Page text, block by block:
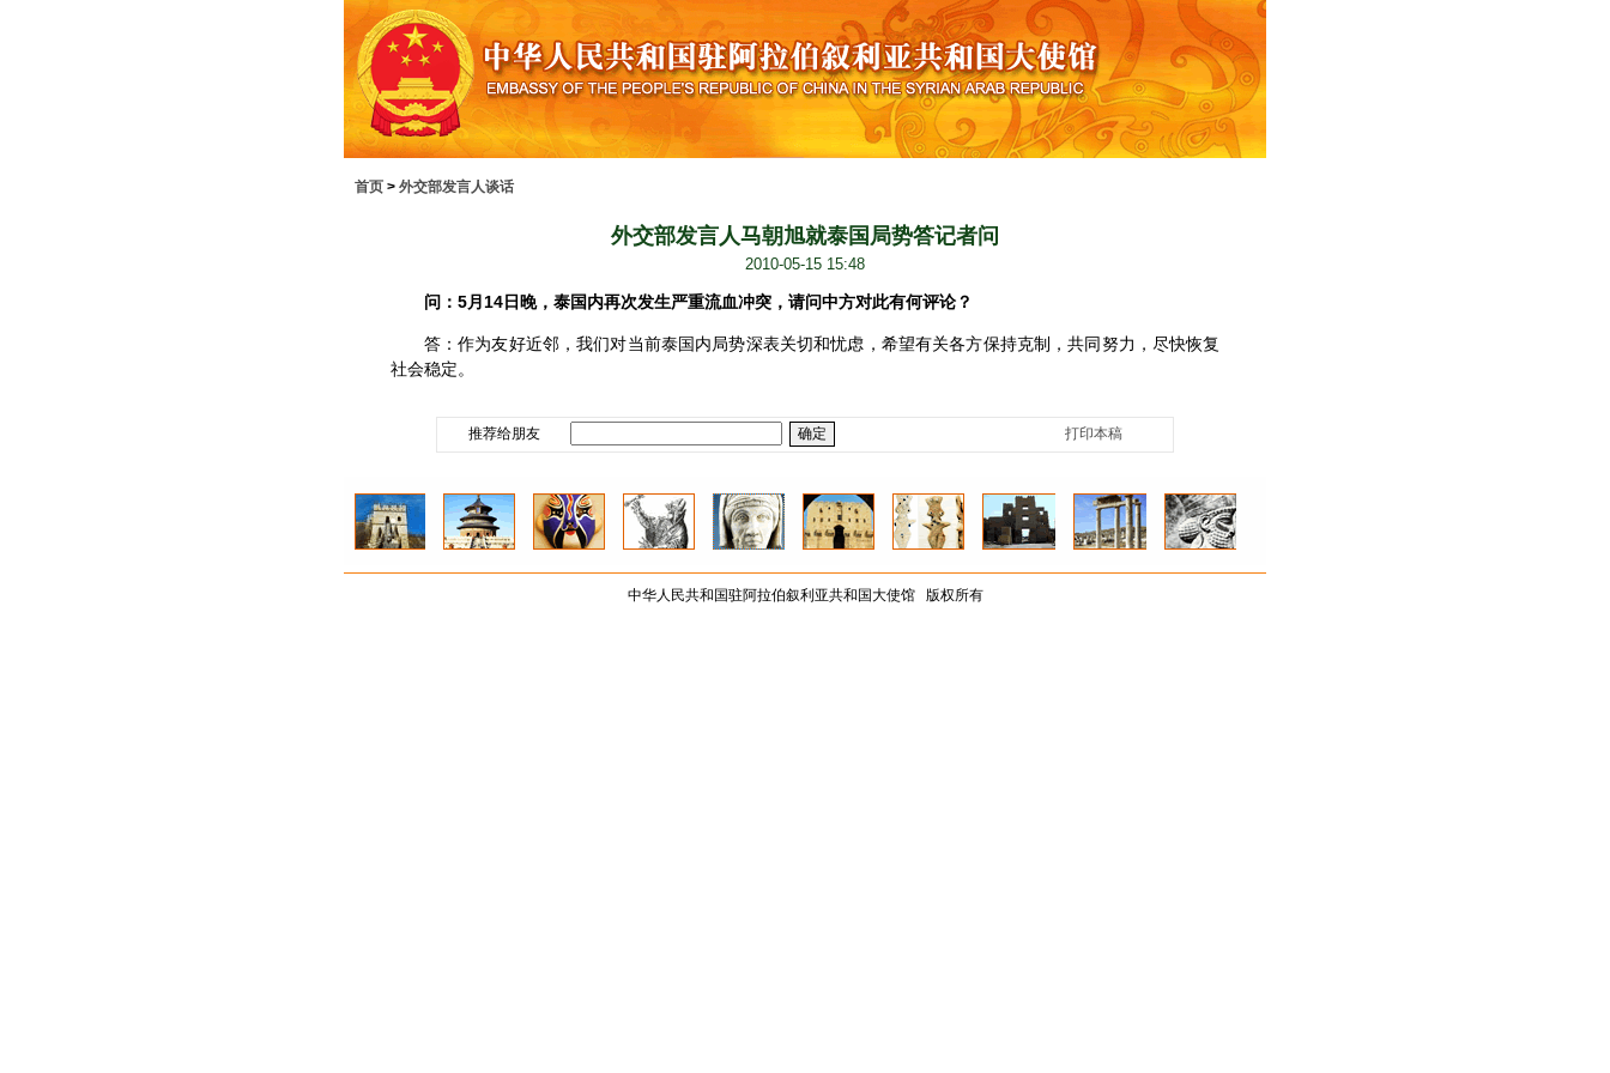
首页 > 外交部发言人谈话
外交部发言人马朝旭就泰国局势答记者问
2010-05-15 15:48
问：5月14日晚，泰国内再次发生严重流血冲突，请问中方对此有何评论？
答：作为友好近邻，我们对当前泰国内局势深表关切和忧虑，希望有关各方保持克制，共同努力，尽快恢复
社会稳定。
推荐给朋友 打印本稿
中华人民共和国驻阿拉伯叙利亚共和国大使馆 版权所有